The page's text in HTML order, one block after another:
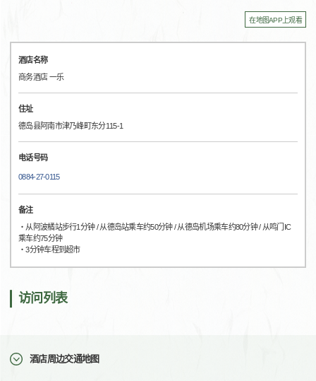
在地图APP上观看
酒店名称
商务酒店 一乐
住址
德岛县阿南市津乃峰町东分115-1
电话号码
0884-27-0115
备注
・从阿波橘站步行1分钟 / 从德岛站乘车约50分钟 / 从德岛机场乘车约80分钟 / 从鸣门IC
乘车约75分钟
・3分钟车程到超市
访问列表
酒店周边交通地图